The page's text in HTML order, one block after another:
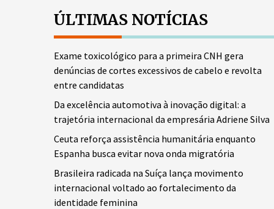
ÚLTIMAS NOTÍCIAS
Exame toxicológico para a primeira CNH gera
denúncias de cortes excessivos de cabelo e revolta
entre candidatas
Da excelência automotiva à inovação digital: a
trajetória internacional da empresária Adriene Silva
Ceuta reforça assistência humanitária enquanto
Espanha busca evitar nova onda migratória
Brasileira radicada na Suíça lança movimento
internacional voltado ao fortalecimento da
identidade feminina